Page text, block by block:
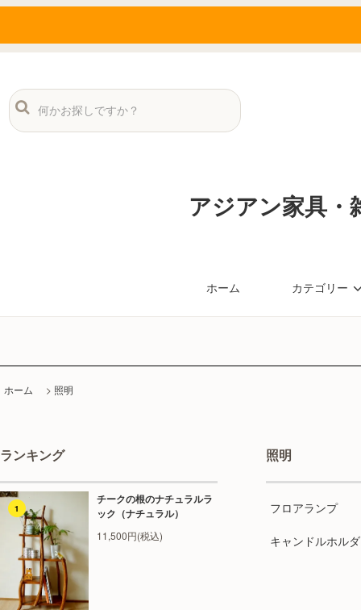
アジアン家具・
ホーム カテゴリー
ホーム > 照明
ランキング
1
チークの根のナチュラルラ
ック（ナチュラル）
11,500円(税込)
照明
フロアランプ
キャンドルホル